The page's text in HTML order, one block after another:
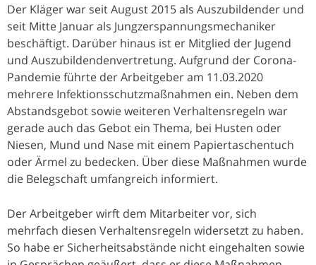
Der Kläger war seit August 2015 als Auszubildender und
seit Mitte Januar als Jungzerspannungsmechaniker
beschäftigt. Darüber hinaus ist er Mitglied der Jugend
und Auszubildendenvertretung. Aufgrund der Corona-
Pandemie führte der Arbeitgeber am 11.03.2020
mehrere Infektionsschutzmaßnahmen ein. Neben dem
Abstandsgebot sowie weiteren Verhaltensregeln war
gerade auch das Gebot ein Thema, bei Husten oder
Niesen, Mund und Nase mit einem Papiertaschentuch
oder Ärmel zu bedecken. Über diese Maßnahmen wurde
die Belegschaft umfangreich informiert.
Der Arbeitgeber wirft dem Mitarbeiter vor, sich
mehrfach diesen Verhaltensregeln widersetzt zu haben.
So habe er Sicherheitsabstände nicht eingehalten sowie